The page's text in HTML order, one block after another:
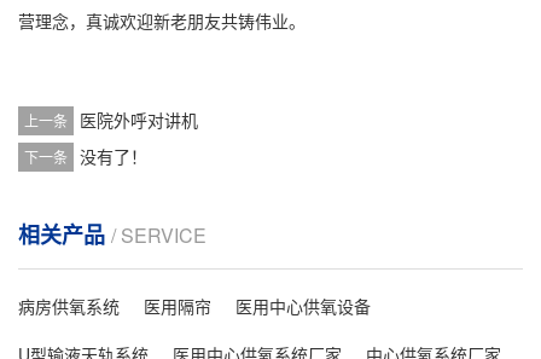
营理念，真诚欢迎新老朋友共铸伟业。
上一条 医院外呼对讲机
下一条 没有了！
相关产品 / SERVICE
病房供氧系统 医用隔帘
医用中心供氧设备
U型输液天轨系统
医用中心供氧系统厂家 中心供氧系统厂家